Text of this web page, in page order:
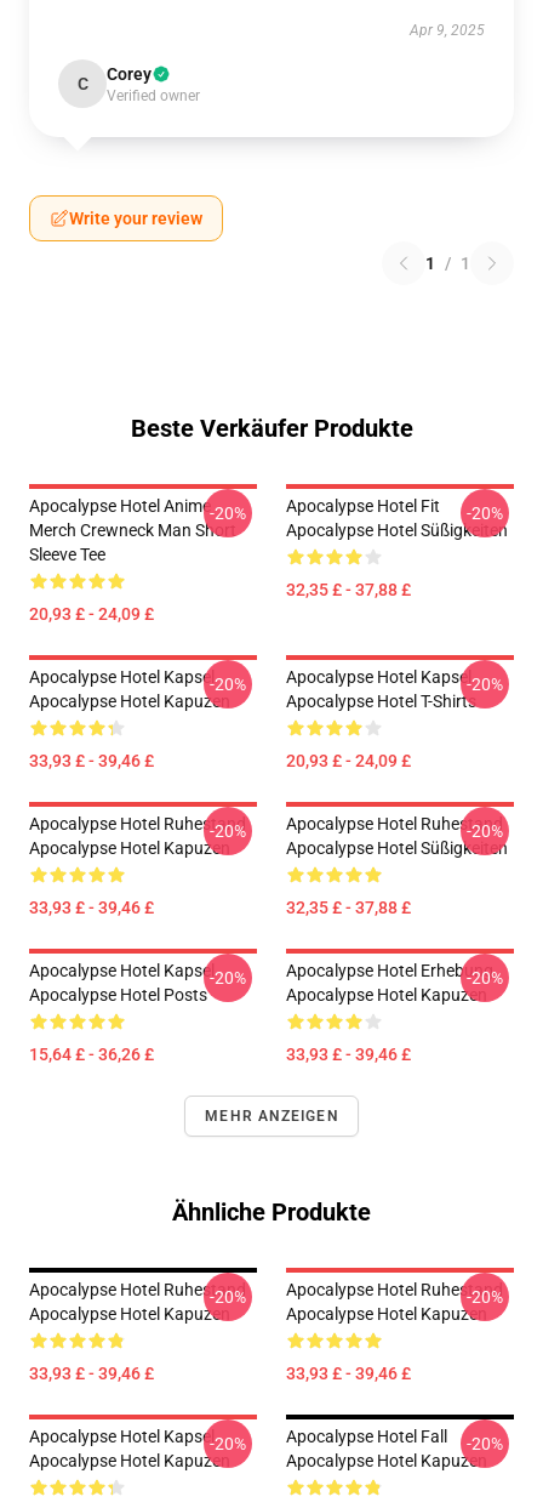
Apr 9, 2025
C Corey
Verified owner
Write your review
1 / 1
Beste Verkäufer Produkte
Apocalypse Hotel Anime
Merch Crewneck Man Short
Sleeve Tee
20,93 £ - 24,09 £
-20%
Apocalypse Hotel Fit
Apocalypse Hotel Süßigkeiten
32,35 £ - 37,88 £
-20%
Apocalypse Hotel Kapsel
Apocalypse Hotel Kapuzen
33,93 £ - 39,46 £
-20%
Apocalypse Hotel Kapsel
Apocalypse Hotel T-Shirts
20,93 £ - 24,09 £
-20%
Apocalypse Hotel Ruhestand
Apocalypse Hotel Kapuzen
33,93 £ - 39,46 £
-20%
Apocalypse Hotel Ruhestand
Apocalypse Hotel Süßigkeiten
32,35 £ - 37,88 £
-20%
Apocalypse Hotel Kapsel
Apocalypse Hotel Posts
15,64 £ - 36,26 £
-20%
Apocalypse Hotel Erhebung
Apocalypse Hotel Kapuzen
33,93 £ - 39,46 £
-20%
MEHR ANZEIGEN
Ähnliche Produkte
Apocalypse Hotel Ruhestand
Apocalypse Hotel Kapuzen
33,93 £ - 39,46 £
-20%
Apocalypse Hotel Ruhestand
Apocalypse Hotel Kapuzen
33,93 £ - 39,46 £
-20%
Apocalypse Hotel Kapsel
Apocalypse Hotel Kapuzen
-20%
Apocalypse Hotel Fall
Apocalypse Hotel Kapuzen
-20%